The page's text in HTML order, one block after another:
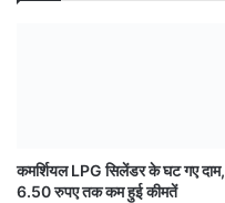
कमर्शियल LPG सिलेंडर के घट गए दाम,
6.50 रुपए तक कम हुई कीमतें